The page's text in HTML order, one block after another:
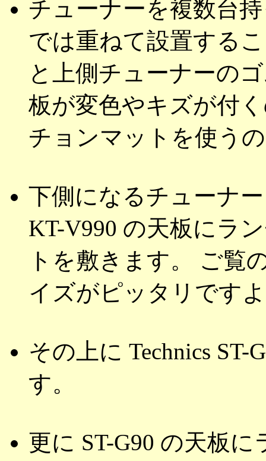
チューナーを複数台
では重ねて設置する
と上側チューナーの
板が変色やキズが付
チョンマットを使う
下側になるチューナー
KT-V990 の天板にラ
トを敷きます。 ご覧
イズがピッタリです
その上に Technics ST-
す。
更に ST-G90 の天板